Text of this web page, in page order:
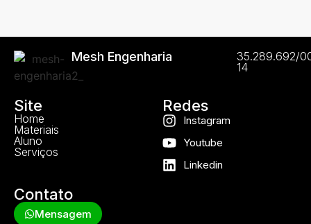
Mesh Engenharia
35.289.692/
14
Site
Home
Materiais
Aluno
Serviços
Redes
Instagram
Youtube
Linkedin
Contato
Mensagem